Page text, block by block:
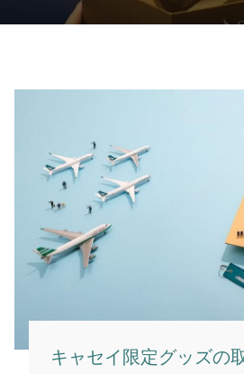
キャセイ限定グッズの